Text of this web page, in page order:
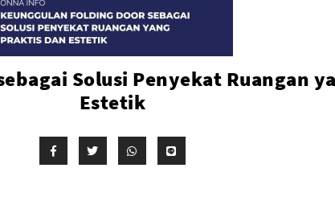
Solusi Penyekat Ruangan
Estetik